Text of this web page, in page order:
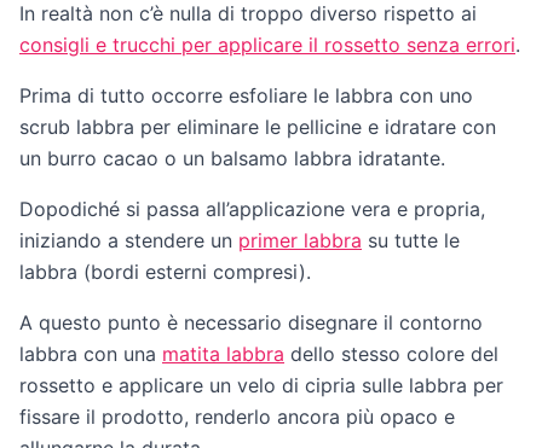
In realtà non c’è nulla di troppo diverso rispetto ai
consigli e trucchi per applicare il rossetto senza errori.
Prima di tutto occorre esfoliare le labbra con uno
scrub labbra per eliminare le pellicine e idratare con
un burro cacao o un balsamo labbra idratante.
Dopodiché si passa all’applicazione vera e propria,
iniziando a stendere un primer labbra su tutte le
labbra (bordi esterni compresi).
A questo punto è necessario disegnare il contorno
labbra con una matita labbra dello stesso colore del
rossetto e applicare un velo di cipria sulle labbra per
fissare il prodotto, renderlo ancora più opaco e